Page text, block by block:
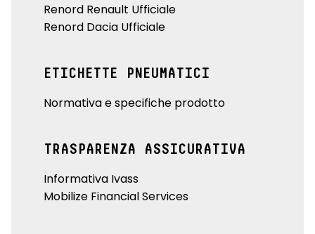
Renord Renault Ufficiale
Renord Dacia Ufficiale
ETICHETTE PNEUMATICI
Normativa e specifiche prodotto
TRASPARENZA ASSICURATIVA
Informativa Ivass
Mobilize Financial Services